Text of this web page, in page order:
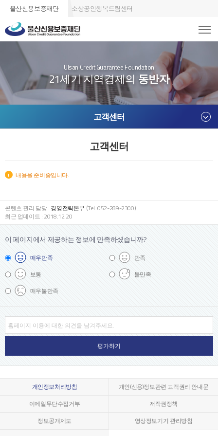
울산신용보증재단 소상공인행복드림센터
Ulsan Credit Guarantee Foundation
21세기 지역경제의 동반자
고객센터
고객센터
내용을 준비중입니다.
콘텐츠 관리 담당 : 경영전략본부 (Tel. 052-289-2300)
최근 업데이트 : 2018.12.20
이 페이지에서 제공하는 정보에 만족하셨습니까?
매우만족
만족
보통
불만족
매우불만족
개인정보처리방침
개인(신용)정보관련 고객권리 안내문
이메일무단수집거부
저작권정책
정보공개제도
영상정보기기 관리방침